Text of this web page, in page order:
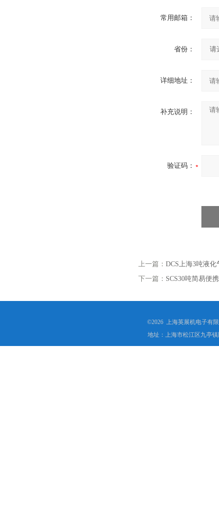
常用邮箱：
省份：
详细地址：
补充说明：
验证码：
上一篇： DCS上海3吨液
下一篇： SCS30吨简易便
©2026 上海英展机电子有
地址：上海市松江区九亭镇